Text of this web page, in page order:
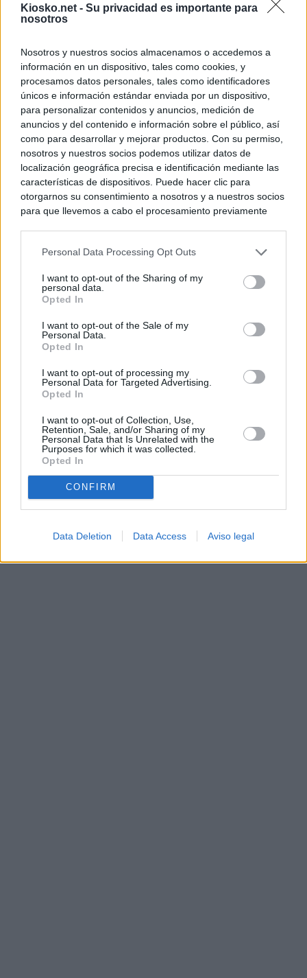
Kiosko.net - Su privacidad es importante para
nosotros
Nosotros y nuestros socios almacenamos o accedemos a
información en un dispositivo, tales como cookies, y
procesamos datos personales, tales como identificadores
únicos e información estándar enviada por un dispositivo,
para personalizar contenidos y anuncios, medición de
anuncios y del contenido e información sobre el público, así
como para desarrollar y mejorar productos. Con su permiso,
nosotros y nuestros socios podemos utilizar datos de
localización geográfica precisa e identificación mediante las
características de dispositivos. Puede hacer clic para
otorgarnos su consentimiento a nosotros y a nuestros socios
para que llevemos a cabo el procesamiento previamente
negar su consentimiento. Tenga en cuenta que algún
de su consentimiento, pero usted tiene el derecho de
rechazar tal procesamiento. Sus preferencias se aplicarán
cualquier momento entrando de nuevo en este sitio web o
visitando nuestra política de privacidad.
Personal Data Processing Opt Outs
I want to opt-out of the Sharing of my
personal data.
Opted In
I want to opt-out of the Sale of my
Personal Data.
Opted In
I want to opt-out of processing my
Personal Data for Targeted Advertising.
Opted In
I want to opt-out of Collection, Use,
Retention, Sale, and/or Sharing of my
Personal Data that Is Unrelated with the
Purposes for which it was collected.
Opted In
CONFIRM
Data Deletion Data Access Aviso legal